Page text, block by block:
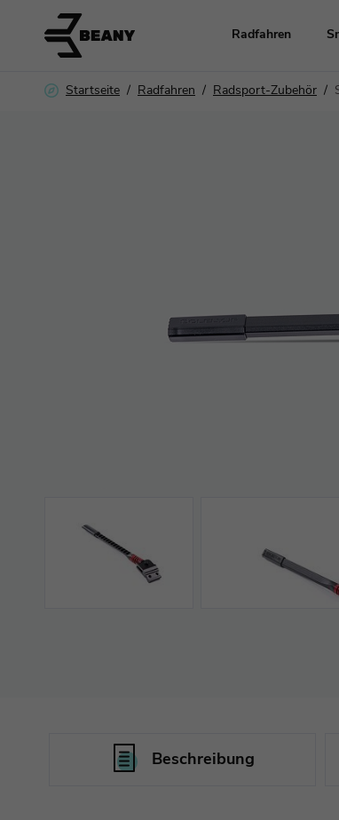
Radfahren
Startseite Radfahren Radsport-Zubehör
Beschreibung